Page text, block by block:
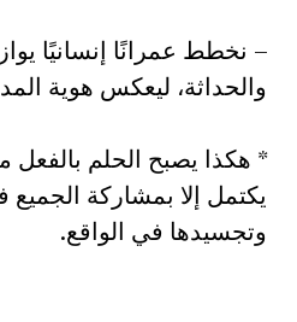
– نخطط عمرانًا إنسانيًا
والحداثة، ليعكس هوية
* هكذا يصبح الحلم بالفعل
يكتمل إلا بمشاركة
وتجسيدها في الواقع.